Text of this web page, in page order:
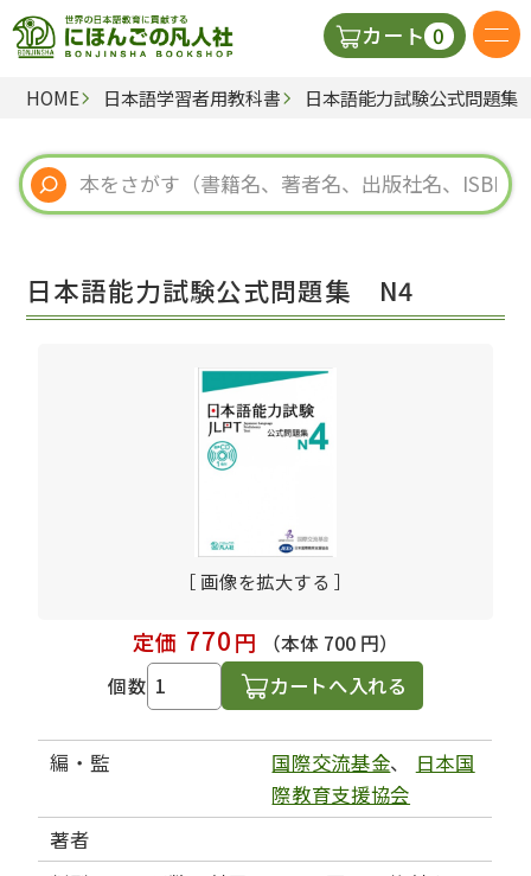
カート 0
日本語の教科書
視聴覚・補助教材
教師用参考書
HOME 日本語学習者用教科書 日本語能力試験公式問題
日本語能力試験公式問題集 N4
［ 画像を拡大する ］
定価 770円
（本体 700 円）
個数
カートへ入れる
編・監 国際交流基金、 日本国
際教育支援協会
著者